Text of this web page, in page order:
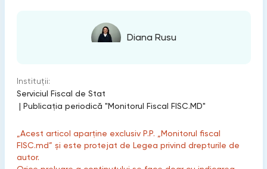
Diana Rusu
Instituții:
Serviciul Fiscal de Stat
| Publicaţia periodică "Monitorul Fiscal FISC.MD"
„Acest articol aparține exclusiv P.P. „Monitorul fiscal
FISC.md” și este protejat de Legea privind drepturile de
autor.